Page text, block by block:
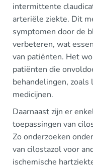
intermittente
arteriële ziekte. Dit
symptomen door de
verbeteren, wat
van patiënten. Het
patiënten die
behandelingen,
medicijnen.
Daarnaast zijn er
toepassingen van
Zo onderzoeken
van cilostazol voor
ischemische